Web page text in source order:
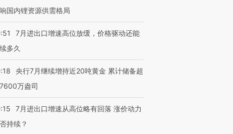
进第四届链博
科技“链”接产
【特别呈现】寻找100种
有意思的生活方式·第三对
CFO：不靠规模取胜，华
住三大增长引擎是什么？
国内锂资源供需格局
7月进出口增速高位放缓，价格驱动还能
多久
央行7月继续增持近20吨黄金 累计储备超
万盎司
7月进出口增速从高位略有回落 涨价动力
持续？